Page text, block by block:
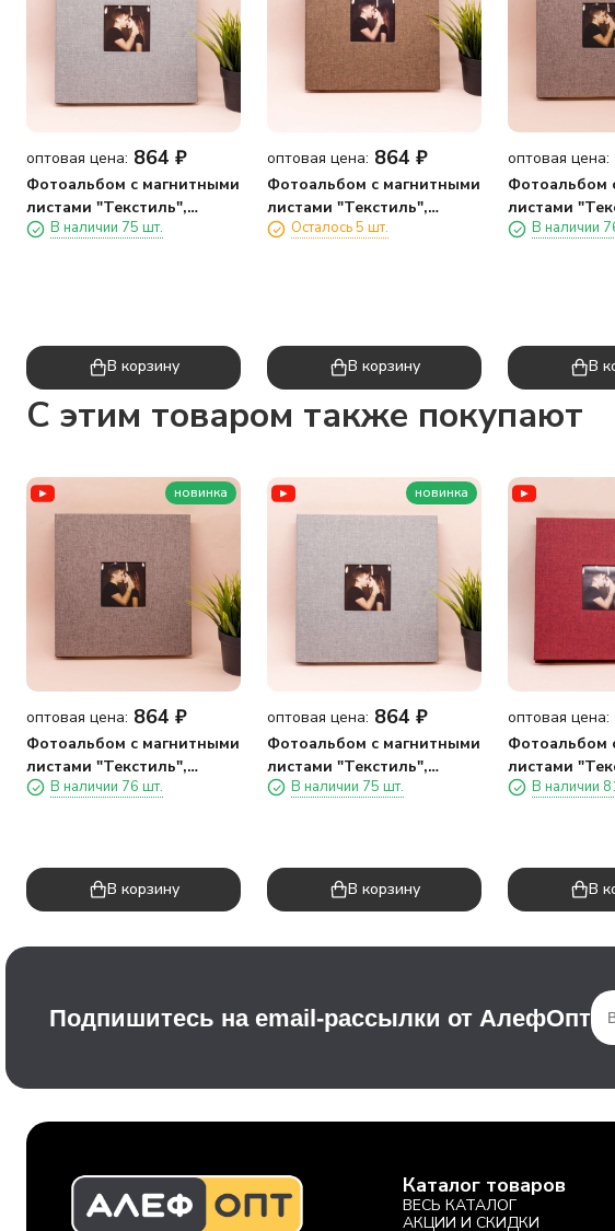
оптовая цена: 864 ₽
Фотоальбом с магнитными
листами "Текстиль",
светло-серый
В наличии 75 шт.
В корзину
оптовая цена: 864 ₽
Фотоальбом с магнитными
листами "Текстиль",
коричневый
Осталось 5 шт.
В корзину
оптовая цена:
Фотоальбом
листами
темно-серый
В наличии
В
C этим товаром также покупают
новинка
оптовая цена: 864 ₽
Фотоальбом с магнитными
листами "Текстиль",
темно-серый
В наличии 76 шт.
В корзину
новинка
оптовая цена: 864 ₽
Фотоальбом с магнитными
листами "Текстиль",
светло-серый
В наличии 75 шт.
В корзину
оптовая цена:
Фотоальбом
листами
красный (28 х
В наличии
В
Подпишитесь на email-рассылки от АлефОпт
Каталог товаров
ВЕСЬ КАТАЛОГ
АКЦИИ И СКИДКИ